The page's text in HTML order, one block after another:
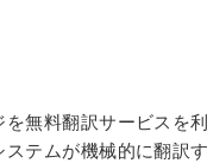
無料翻訳サービスを
テムが機械的に翻訳